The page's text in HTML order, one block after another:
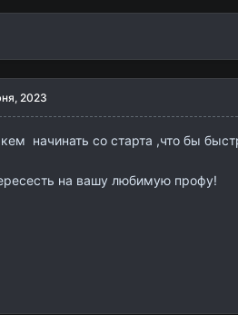
2023
начинать со старта ,что бы
на вашу любимую профу!